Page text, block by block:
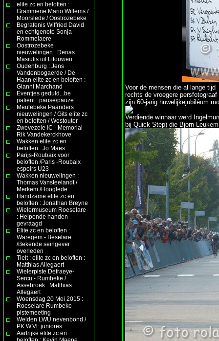
elite zc en beloften :
Grammene Mario Willems /
Moorslede / Oostrozebeke
Begrafenis Wilfried David
en echtgenote Sonja
Rommelaere
Oostrozebeke
nieuwelingen : Denas
Masiulis uit Litouwen
Oudenburg : Jens
Vandenbogaerde / De
Haan elite zc en beloften :
Gianni Marchand
Eventjes geduld...be
patiënt...pause/pauze
Meulebeke Paanders
nieuwelingen / Gits elite zc
en beloften / Westouter
Zwevezele IC - Memorial
Rik Vandekerckhove
Wakken elite zc en
beloften : Jo Maes
Parijs-Roubaix voor
beloften /Paris -Roubaix
espoirs U23
Wakken nieuwelingen :
Thomas Vansteelandt /
Merkem /Hooglede
Handzame elite zc en
beloften : Jonathan Breyne
Wielermuseum Roeselare
: Helpende handen
gevraagd
Elite zc en beloften :
Waregem - Beselare
/Bekende seingever
overleden
Tielt : elite zc en beloften :
Matthias Allegaert
Wielerpiste Defraeye-
Sercu - Rumbeke /
Assebroek : Matthias
Allegaert
Woensdag 20 Mei 2015 :
Roeselare Rumbeke -
pistemeeting
Welden LWU nevenbond /
PK W.Vl. juniores
Aartrijke elite zc en
Voor de mensen die al lange
rechts de vroegere
zijn 60-jarig huwelijkejubiléum
Verdiende winnaar werd
bij Quick-Step) die Bjorn